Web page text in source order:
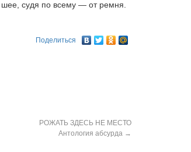
шее, судя по всему — от ремня.
Поделиться
РОЖАТЬ ЗДЕСЬ НЕ МЕСТО
Антология абсурда →